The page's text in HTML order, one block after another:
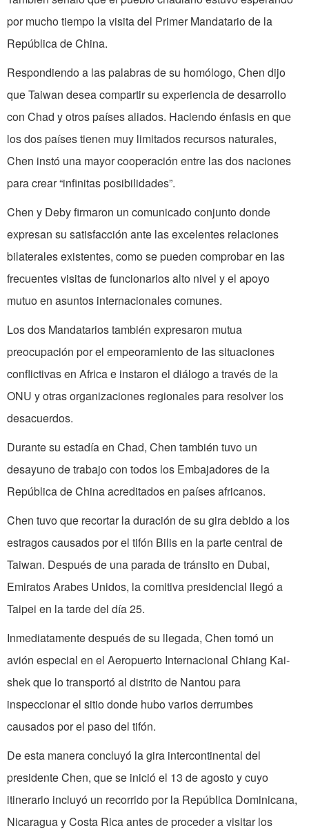
por mucho tiempo la visita del Primer Mandatario de la
República de China.
Respondiendo a las palabras de su homólogo, Chen dijo
que Taiwan desea compartir su experiencia de desarrollo
con Chad y otros países aliados. Haciendo énfasis en que
los dos países tienen muy limitados recursos naturales,
Chen instó una mayor cooperación entre las dos naciones
para crear “infinitas posibilidades”.
Chen y Deby firmaron un comunicado conjunto donde
expresan su satisfacción ante las excelentes relaciones
bilaterales existentes, como se pueden comprobar en las
frecuentes visitas de funcionarios alto nivel y el apoyo
mutuo en asuntos internacionales comunes.
Los dos Mandatarios también expresaron mutua
preocupación por el empeoramiento de las situaciones
conflictivas en Africa e instaron el diálogo a través de la
ONU y otras organizaciones regionales para resolver los
desacuerdos.
Durante su estadía en Chad, Chen también tuvo un
desayuno de trabajo con todos los Embajadores de la
República de China acreditados en países africanos.
Chen tuvo que recortar la duración de su gira debido a los
estragos causados por el tifón Bilis en la parte central de
Taiwan. Después de una parada de tránsito en Dubai,
Emiratos Arabes Unidos, la comitiva presidencial llegó a
Taipei en la tarde del día 25.
Inmediatamente después de su llegada, Chen tomó un
avión especial en el Aeropuerto Internacional Chiang Kai-
shek que lo transportó al distrito de Nantou para
inspeccionar el sitio donde hubo varios derrumbes
causados por el paso del tifón.
De esta manera concluyó la gira intercontinental del
presidente Chen, que se inició el 13 de agosto y cuyo
itinerario incluyó un recorrido por la República Dominicana,
Nicaragua y Costa Rica antes de proceder a visitar los